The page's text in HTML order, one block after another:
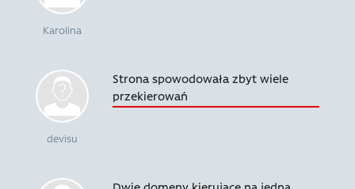
Karolina
devisu
Strona spowodowała zbyt wiele
przekierowań